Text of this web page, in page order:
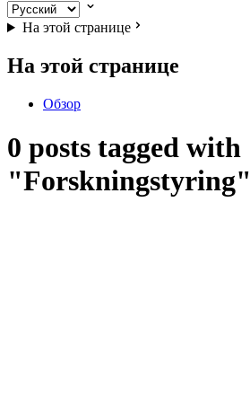
На этой странице
На этой странице
Обзор
0 posts tagged with
"Forskningstyring"